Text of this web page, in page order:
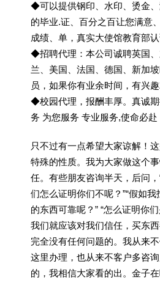
◆可以提供钢印、水印、烫金
的毕业.证、百分之百让您满意
成绩、单，真实大使馆教育部认
◆招聘代理：本公司诚聘英国
兰、美国、法国、德国、新加
员，如果你有业余时间，有兴
◆校园代理，报酬丰厚。真诚
务 为您服务 专业服务,使命必赴
只不过有一点希望大家谅解！
特殊的性质。我为大家做这个
任。有些朋友咨询半天，后问
们怎么证明你们不呢？”“假如
的东西可靠呢？” “怎么证明你
我们就应该对我们信任，买东
完全没有任何问题的。我从来
这里办理，也从来不客户多咨
的，我相信大家看的出。金子